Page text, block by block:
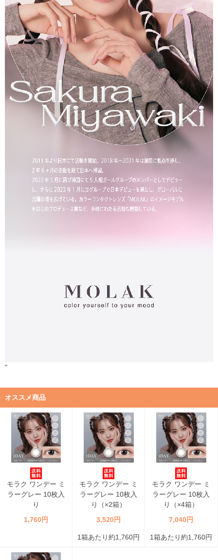
"
オススメ商品
モラク ワンデー ミ
ラーグレー 10枚入
り
1,760円
モラク ワンデー ミ
ラーグレー 10枚入
り（×2箱）
3,520円
1箱あたり約1,760円
モラク ワンデー ミ
ラーグレー 10枚入
り（×4箱）
7,040円
1箱あたり約1,760円